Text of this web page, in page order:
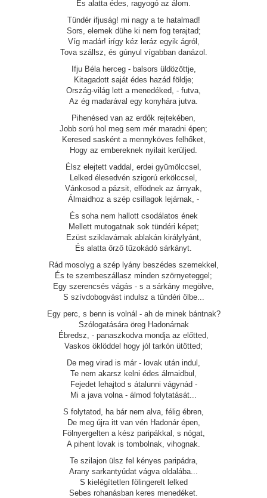
És alatta édes, ragyogó az álom.
Tündér ifjuság! mi nagy a te hatalmad!
Sors, elemek dühe ki nem fog terajtad;
Víg madár! irígy kéz leráz egyik ágról,
Tova szállsz, és gúnyul vígabban danázol.
Ifju Béla herceg - balsors üldözöttje,
Kitagadott saját édes hazád földje;
Ország-világ lett a menedéked, - futva,
Az ég madarával egy konyhára jutva.
Pihenésed van az erdők rejtekében,
Jobb sorú hol meg sem mér maradni épen;
Keresed sasként a mennyköves felhőket,
Hogy az embereknek nyilait kerüljed.
Élsz elejtett vaddal, erdei gyümölccsel,
Lelked élesedvén szigorú erkölccsel,
Vánkosod a pázsit, elfödnek az árnyak,
Álmaidhoz a szép csillagok lejárnak, -
És soha nem hallott csodálatos ének
Mellett mutogatnak sok tündéri képet;
Ezüst sziklavárnak ablakán királylyánt,
És alatta őrző tűzokádó sárkányt.
Rád mosolyg a szép lyány beszédes szemekkel,
És te szembeszállasz minden szörnyeteggel;
Egy szerencsés vágás - s a sárkány megölve,
S szívdobogvást indulsz a tündéri ölbe...
Egy perc, s benn is volnál - ah de minek bántnak?
Szólogatására öreg Hadonárnak
Ébredsz, - panaszkodva mondja az előtted,
Vaskos öklöddel hogy jól tarkón ütötted;
De meg virad is már - lovak után indul,
Te nem akarsz kelni édes álmaidbul,
Fejedet lehajtod s átalunni vágynád -
Mi a java volna - álmod folytatását...
S folytatod, ha bár nem alva, félig ébren,
De meg újra itt van vén Hadonár épen,
Fölnyergelten a kész paripákkal, s nógat,
A pihent lovak is tombolnak, vihognak.
Te szilajon ülsz fel kényes paripádra,
Arany sarkantyúdat vágva oldalába...
S kielégítetlen fölingerelt lelked
Sebes rohanásban keres menedéket.